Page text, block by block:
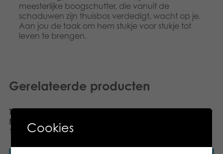
meesterlijke boogschutter, die vanuit de
schaduwen zijn thuisbos verdedigt, wacht op je.
Aan jou de taak om hem stukje voor stukje tot
leven te brengen.
Gerelateerde producten
Tactic Puzzle Lovers
Nivelda in Trondheim
1000 pcs puzzle
Tactic Puzzle Lovers Visby
Cookies